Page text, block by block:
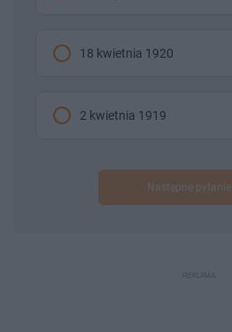
18 kwietnia 1920
2 kwietnia 1919
Następne pytanie